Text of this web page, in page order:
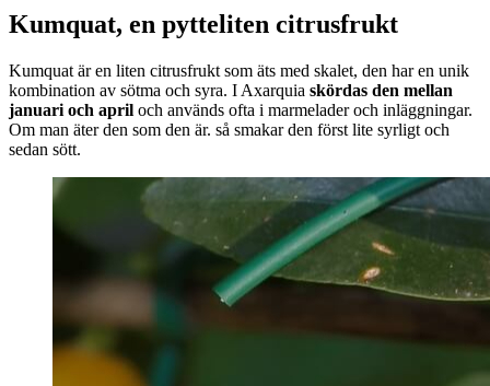
Kumquat, en pytteliten citrusfrukt
Kumquat är en liten citrusfrukt som äts med skalet, den har en unik
kombination av sötma och syra. I Axarquia skördas den mellan
januari och april och används ofta i marmelader och inläggningar.
Om man äter den som den är. så smakar den först lite syrligt och
sedan sött.